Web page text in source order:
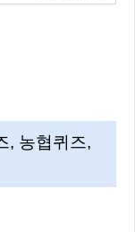
, 농협퀴즈,